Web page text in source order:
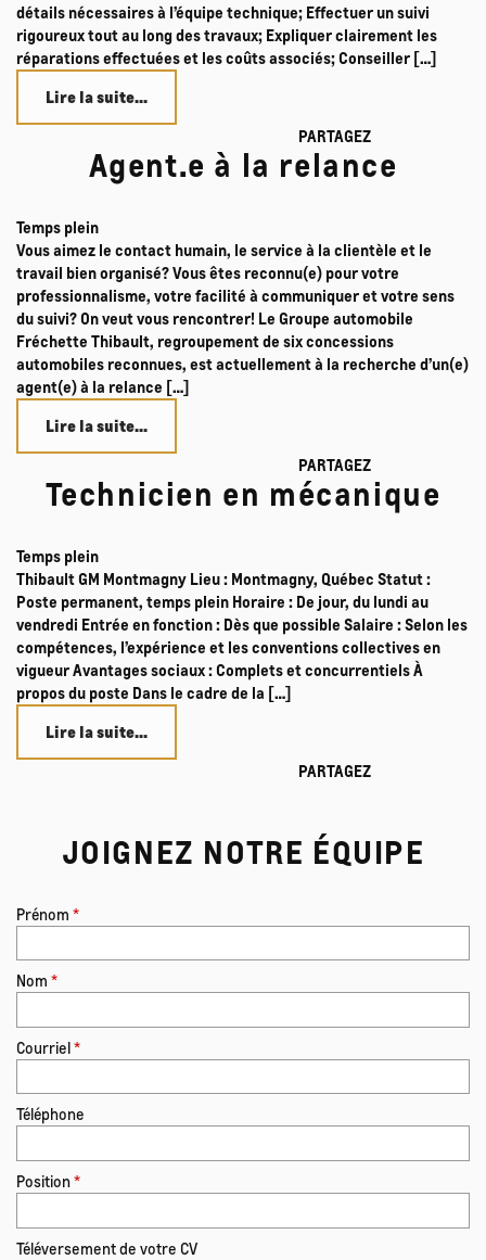
détails nécessaires à l’équipe technique; Effectuer un suivi
rigoureux tout au long des travaux; Expliquer clairement les
réparations effectuées et les coûts associés; Conseiller […]
Lire la suite...
PARTAGEZ
Agent.e à la relance
Temps plein
Vous aimez le contact humain, le service à la clientèle et le
travail bien organisé? Vous êtes reconnu(e) pour votre
professionnalisme, votre facilité à communiquer et votre sens
du suivi? On veut vous rencontrer! Le Groupe automobile
Fréchette Thibault, regroupement de six concessions
automobiles reconnues, est actuellement à la recherche d’un(e)
agent(e) à la relance […]
Lire la suite...
PARTAGEZ
Technicien en mécanique
Temps plein
Thibault GM Montmagny Lieu : Montmagny, Québec Statut :
Poste permanent, temps plein Horaire : De jour, du lundi au
vendredi Entrée en fonction : Dès que possible Salaire : Selon les
compétences, l’expérience et les conventions collectives en
vigueur Avantages sociaux : Complets et concurrentiels À
propos du poste Dans le cadre de la […]
Lire la suite...
PARTAGEZ
JOIGNEZ NOTRE ÉQUIPE
Prénom *
Nom *
Courriel*
Téléphone
Position*
Téléversement de votre CV